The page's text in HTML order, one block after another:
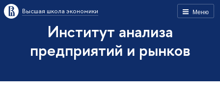
Меню
Высшая школа экономики
Институт анализа
предприятий и рынков